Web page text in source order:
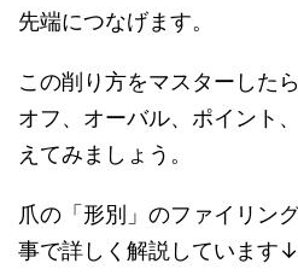
先端につなげます。
この削り方をマスターした
オフ、オーバル、ポイント
えてみましょう。
爪の「形別」のファイリン
事で詳しく解説しています↓